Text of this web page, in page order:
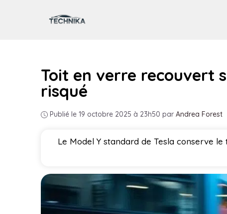
Toit en verre recouvert
risqué
Publié le 19 octobre 2025 à 23h50 par Andrea Forest
Le Model Y standard de Tesla conserve